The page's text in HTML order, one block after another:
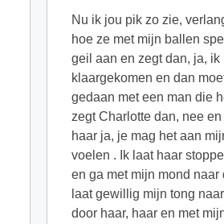
Nu ik jou pik zo zie,
hoe ze met mijn ballen
geil aan en zegt dan, ja,
klaargekomen en dan
gedaan met een man die
zegt Charlotte dan, nee
haar ja, je mag het aan
voelen . Ik laat haar
en ga met mijn mond
laat gewillig mijn tong
door haar, haar en met